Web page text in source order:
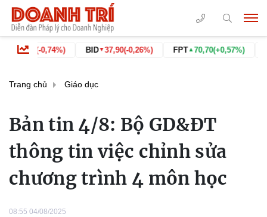
(-0,74%) BID▼ 37,90(-0,26%) FPT 70,70(+0,57%) GAS
Trang chủ Giáo dục
Bản tin 4/8: Bộ GD&ĐT
thông tin việc chỉnh sửa
chương trình 4 môn học
08:55 04/08/2025